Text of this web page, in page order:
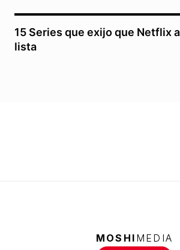
15 Series que exijo que Netflix
lista
MOSHI MEDIA